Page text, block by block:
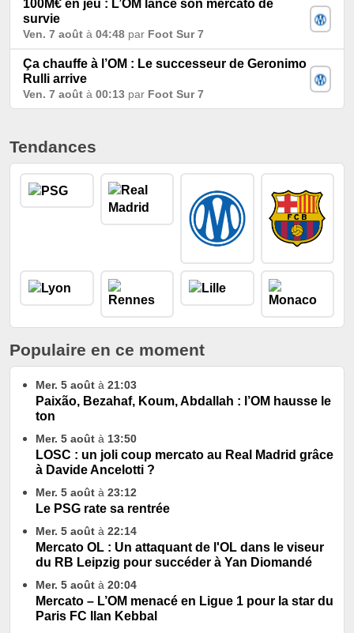
100M€ en jeu : L’OM lance son mercato de
survie
Ven. 7 août à 04:48 par Foot Sur 7
Ça chauffe à l’OM : Le successeur de Geronimo
Rulli arrive
Ven. 7 août à 00:13 par Foot Sur 7
Tendances
Populaire en ce moment
Mer. 5 août à 21:03
Paixão, Bezahaf, Koum, Abdallah : l’OM hausse le
ton
Mer. 5 août à 13:50
LOSC : un joli coup mercato au Real Madrid grâce
à Davide Ancelotti ?
Mer. 5 août à 23:12
Le PSG rate sa rentrée
Mer. 5 août à 22:14
Mercato OL : Un attaquant de l'OL dans le viseur
du RB Leipzig pour succéder à Yan Diomandé
Mer. 5 août à 20:04
Mercato – L’OM menacé en Ligue 1 pour la star du
Paris FC Ilan Kebbal